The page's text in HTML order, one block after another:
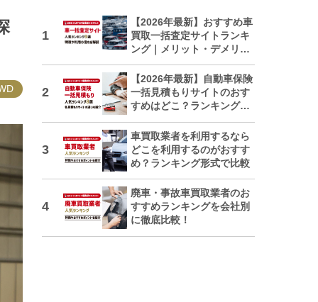
【2026年最新】おすすめ車
買取一括査定サイトランキ
ング｜メリット・デメリッ
トも解説
【2026年最新】自動車保険
一括見積もりサイトのおす
すめはどこ？ランキングで
車買取業者を利用するなら
どこを利用するのがおすす
め？ランキング形式で比較
廃車・事故車買取業者のお
すすめランキングを会社別
に徹底比較！